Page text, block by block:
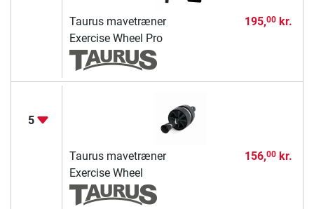
Taurus mavetræner
Exercise Wheel Pro
195,00kr.
5
Taurus mavetræner
Exercise Wheel
156,00kr.